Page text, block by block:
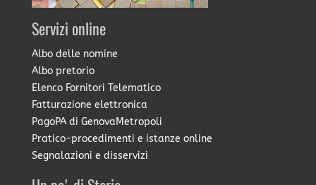
Servizi online
Albo delle nomine
Albo pretorio
Elenco Fornitori Telematico
Fatturazione elettronica
PagoPA di GenovaMetropoli
Pratico-procedimenti e istanze online
Segnalazioni e disservizi